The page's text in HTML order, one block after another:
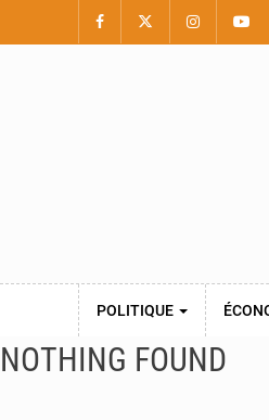
POLITIQUE
NOTHING FOUND